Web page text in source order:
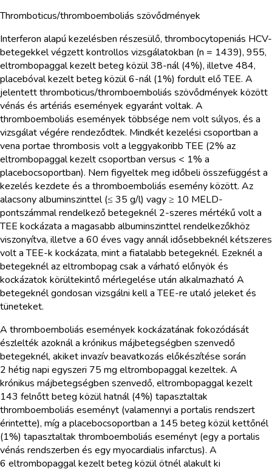
Thromboticus/thromboemboliás szövődmények
Interferon alapú kezelésben részesülő, thrombocytopeniás HCV-
betegekkel végzett kontrollos vizsgálatokban (n = 1439), 955,
eltrombopaggal kezelt beteg közül 38-nál (4%), illetve 484,
placebóval kezelt beteg közül 6-nál (1%) fordult elő TEE. A
jelentett thromboticus/thromboemboliás szövődmények között
vénás és artériás események egyaránt voltak. A
thromboemboliás események többsége nem volt súlyos, és a
vizsgálat végére rendeződtek. Mindkét kezelési csoportban a
vena portae thrombosis volt a leggyakoribb TEE (2% az
eltrombopaggal kezelt csoportban versus < 1% a
placebocsoportban). Nem figyeltek meg időbeli összefüggést a
kezelés kezdete és a thromboemboliás esemény között. Az
alacsony albuminszinttel (≤ 35 g/l) vagy ≥ 10 MELD-
pontszámmal rendelkező betegeknél 2-szeres mértékű volt a
TEE kockázata a magasabb albuminszinttel rendelkezőkhöz
viszonyítva, illetve a 60 éves vagy annál idősebbeknél kétszeres
volt a TEE-k kockázata, mint a fiatalabb betegeknél. Ezeknél a
betegeknél az eltrombopag csak a várható előnyök és
kockázatok körültekintő mérlegelése után alkalmazható A
betegeknél gondosan vizsgálni kell a TEE-re utaló jeleket és
tüneteket.
A thromboemboliás események kockázatának fokozódását
észlelték azoknál a krónikus májbetegségben szenvedő
betegeknél, akiket invazív beavatkozás előkészítése során
2 hétig napi egyszeri 75 mg eltrombopaggal kezeltek. A
krónikus májbetegségben szenvedő, eltrombopaggal kezelt
143 felnőtt beteg közül hatnál (4%) tapasztaltak
thromboemboliás eseményt (valamennyi a portalis rendszert
érintette), míg a placebocsoportban a 145 beteg közül kettőnél
(1%) tapasztaltak thromboemboliás eseményt (egy a portalis
vénás rendszerben és egy myocardialis infarctus). A
6 eltrombopaggal kezelt beteg közül ötnél alakult ki